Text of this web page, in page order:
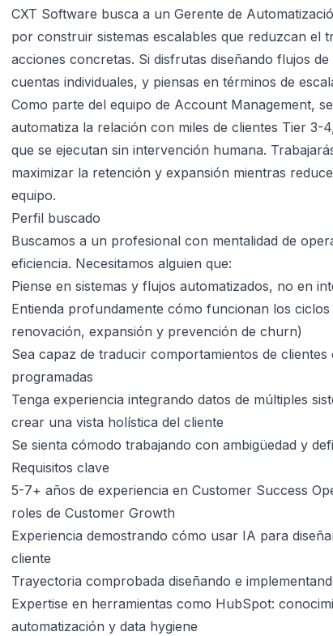
CXT Software busca a un Gerente de
por construir sistemas escalables que reduzcan el
acciones concretas. Si disfrutas diseñando flujos
cuentas individuales, y piensas en términos de
Como parte del equipo de Account Management,
automatiza la relación con miles de clientes Tier 3-
que se ejecutan sin intervención humana.
maximizar la retención y expansión mientras
equipo.
Perfil buscado
Buscamos a un profesional con mentalidad de
eficiencia. Necesitamos alguien que:
Piense en sistemas y flujos automatizados, no en
Entienda profundamente cómo funcionan los
renovación, expansión y prevención de churn)
Sea capaz de traducir comportamientos de
programadas
Tenga experiencia integrando datos de múltiples
crear una vista holística del cliente
Se sienta cómodo trabajando con ambigüedad y
Requisitos clave
5-7+ años de experiencia en Customer Success
roles de Customer Growth
Experiencia demostrando cómo usar IA para
cliente
Trayectoria comprobada diseñando e
Expertise en herramientas como HubSpot:
automatización y data hygiene